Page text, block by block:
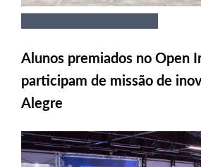
Alunos premiados no Open
participam de missão de
Alegre